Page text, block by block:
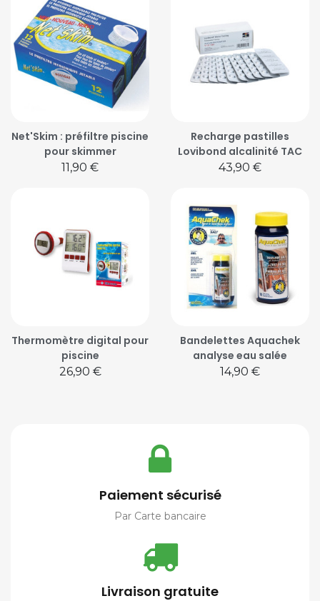
Net'Skim : préfiltre piscine
pour skimmer
Prix
11,90 €
Recharge pastilles
Lovibond alcalinité TAC
Prix
43,90 €
Thermomètre digital pour
piscine
Prix
26,90 €
Bandelettes Aquachek
analyse eau salée
Prix
14,90 €
Paiement sécurisé
Par Carte bancaire
Livraison gratuite